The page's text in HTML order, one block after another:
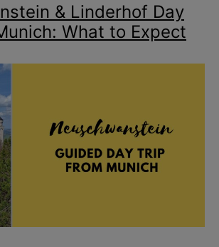
& Linderhof Day
What to Expect